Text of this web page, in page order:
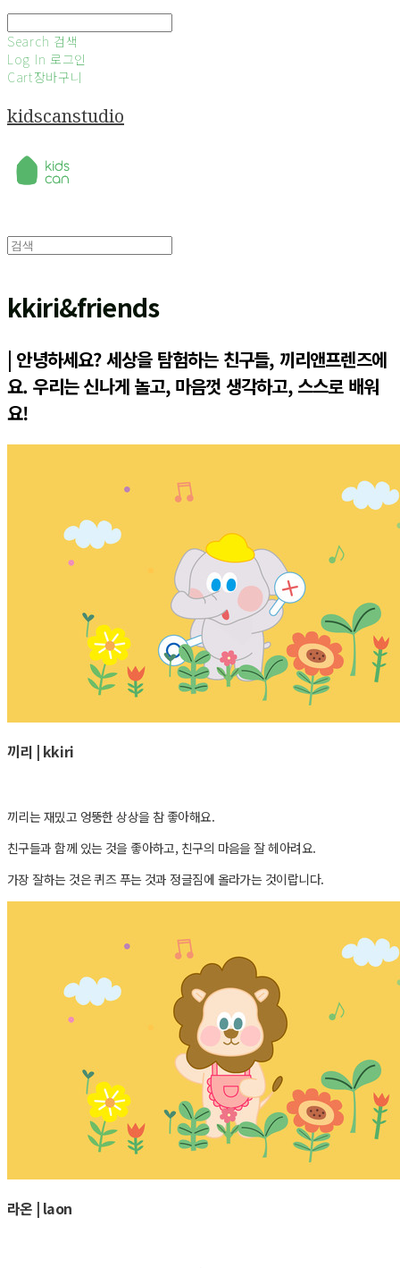
Search 검색
Log In 로그인
Cart장바구니
kidscanstudio
kkiri&friends
| 안녕하세요? 세상을 탐험하는 친구들, 끼리앤프렌즈에
요. 우리는 신나게 놀고, 마음껏 생각하고, 스스로 배워
요!
끼리 | kkiri
끼리는 재밌고 엉뚱한 상상을 참 좋아해요.
친구들과 함께 있는 것을 좋아하고, 친구의 마음을 잘 헤아려요.
가장 잘하는 것은 퀴즈 푸는 것과 정글짐에 올라가는 것이랍니다.
라온 | laon